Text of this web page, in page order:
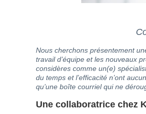
Nous cherchons présentement
travail d’équipe et les nouveaux
considères comme un(e)
du temps et l’efficacité n’ont
qu’une boîte courriel qui ne
Une collaboratrice chez